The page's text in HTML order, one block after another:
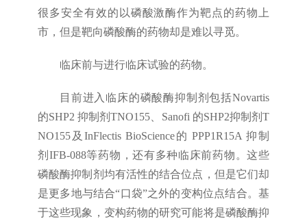
很多安全有效的以磷酸激酶作为靶点的药物上
市，但是靶向磷酸酶的药物却是难以寻觅。
临床前与进行临床试验的药物。
目前进入临床的磷酸酶抑制剂包括Novartis
的SHP2 抑制剂TNO155、Sanofi 的SHP2抑制剂T
NO155及InFlectis BioScience的 PPP1R15A 抑制
剂IFB-088等药物，还有多种临床前药物。这些
磷酸酶抑制剂均有活性的结合位点，但是它们却
是更多地与结合“口袋”之外的变构位点结合。基
于这些现象，变构药物的研究可能将是磷酸酶抑